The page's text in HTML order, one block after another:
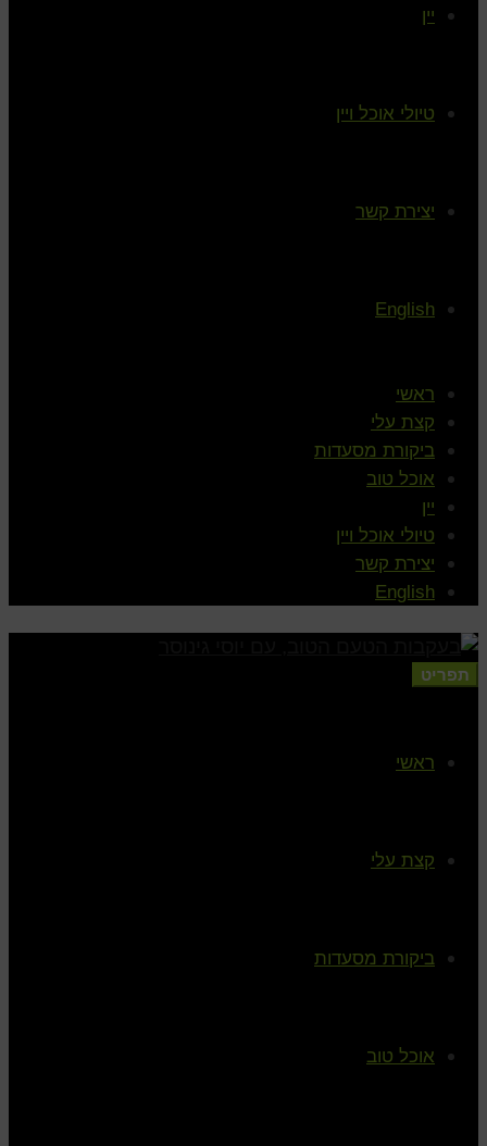
יין
טיולי אוכל ויין
יצירת קשר
English
ראשי
קצת עלי
ביקורת מסעדות
אוכל טוב
יין
טיולי אוכל ויין
יצירת קשר
English
תפריט
ראשי
קצת עלי
ביקורת מסעדות
אוכל טוב